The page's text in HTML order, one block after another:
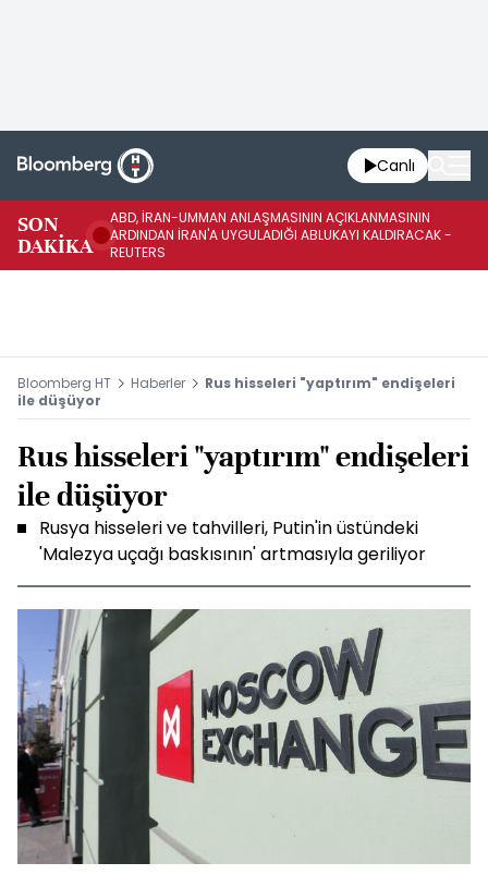
Canlı
SON
DAKİKA
ABD, İRAN-UMMAN ANLAŞMASININ AÇIKLANMASININ
ARDINDAN İRAN'A UYGULADIĞI ABLUKAYI KALDIRACAK -
REUTERS
Bloomberg HT Haberler
Rus hisseleri "yaptırım" endişeleri
ile düşüyor
Rus hisseleri "yaptırım" endişeleri
ile düşüyor
Rusya hisseleri ve tahvilleri, Putin'in üstündeki
'Malezya uçağı baskısının' artmasıyla geriliyor